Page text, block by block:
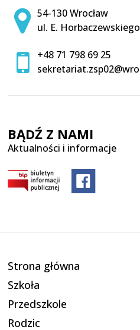
Adres pocztowy:
54-130 Wrocław
ul. E.
+48 71 798 69 25
BĄDŹ Z NAMI
Aktualności i informacje
Strona główna
Szkoła
Przedszkole
Rodzic